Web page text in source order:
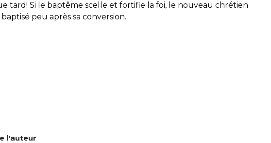
tard! Si le baptême scelle et fortifie la foi, le nouveau chrétien
baptisé peu après sa conversion.
l'auteur